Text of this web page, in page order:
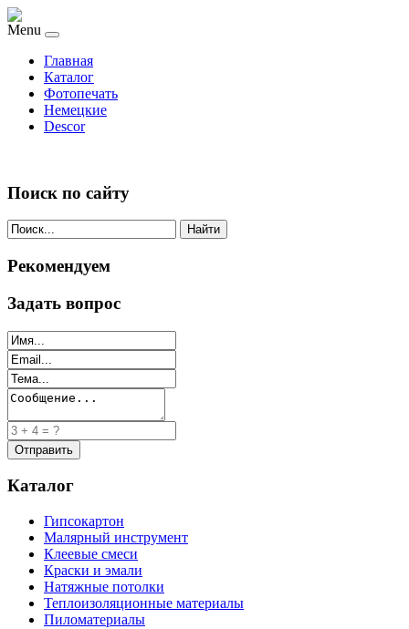
Menu
Главная
Каталог
Фотопечать
Немецкие
Descor
Поиск по сайту
Найти
Рекомендуем
Задать вопрос
Каталог
Гипсокартон
Малярный инструмент
Клеевые смеси
Краски и эмали
Натяжные потолки
Теплоизоляционные материалы
Пиломатериалы